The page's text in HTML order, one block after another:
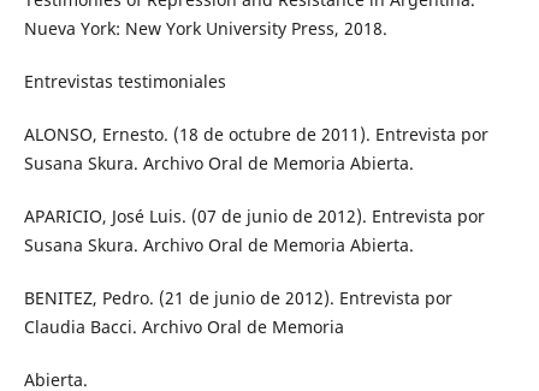
Nueva York: New York University Press, 2018.
Entrevistas testimoniales
ALONSO, Ernesto. (18 de octubre de 2011). Entrevista por
Susana Skura. Archivo Oral de Memoria Abierta.
APARICIO, José Luis. (07 de junio de 2012). Entrevista por
Susana Skura. Archivo Oral de Memoria Abierta.
BENITEZ, Pedro. (21 de junio de 2012). Entrevista por
Claudia Bacci. Archivo Oral de Memoria
Abierta.